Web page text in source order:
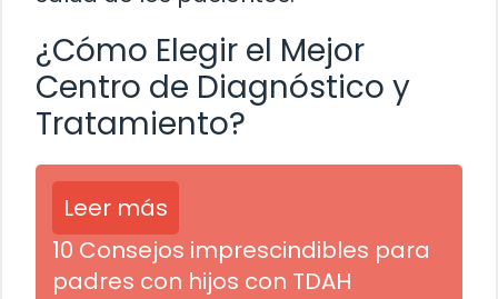
¿Cómo Elegir el Mejor
Centro de Diagnóstico y
Tratamiento?
Leer más
10 Consejos imprescindibles para
padres con hijos con TDAH